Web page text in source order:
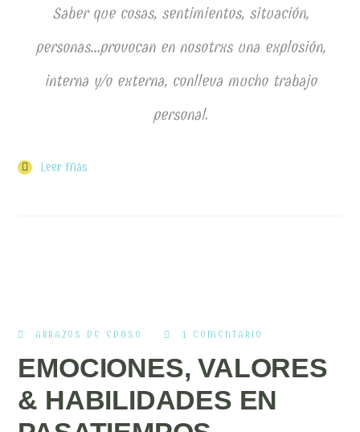
Saber que cosas, sentimientos, situación,
personas…provocan en nosotrxs una explosión,
interna y/o externa, conlleva mucho trabajo
personal.
Leer Más
ABRAZOS DE EDUSO 1 COMENTARIO
EMOCIONES, VALORES
& HABILIDADES EN